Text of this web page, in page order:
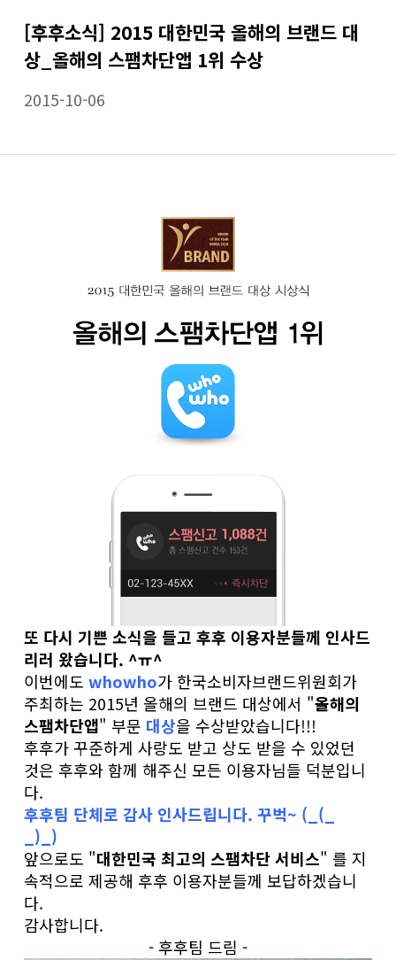
[후후소식] 2015 대한민국 올해의 브랜드 대
상_올해의 스팸차단앱 1위 수상
2015-10-06
또 다시 기쁜 소식을 들고 후후 이용자분들께 인사드
리러 왔습니다. ^ㅠ^
이번에도 whowho가 한국소비자브랜드위원회가
주최하는 2015년 올해의 브랜드 대상에서 "올해의
스팸차단앱" 부문 대상을 수상받았습니다!!!
후후가 꾸준하게 사랑도 받고 상도 받을 수 있었던
것은 후후와 함께 해주신 모든 이용자님들 덕분입니
다.
후후팀 단체로 감사 인사드립니다. 꾸벅~ (_(_
_)_)
앞으로도 "대한민국 최고의 스팸차단 서비스" 를 지
속적으로 제공해 후후 이용자분들께 보답하겠습니
다.
감사합니다.
- 후후팀 드림 -